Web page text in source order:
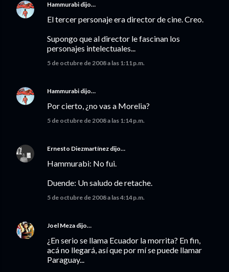
Hammurabi dijo…
El tercer personaje era director de cine. Creo.
Supongo que al director le fascinan los
personajes intelectuales...
5 de octubre de 2008 a las 1:11 p.m.
Hammurabi dijo…
Por cierto, ¿no vas a Morelia?
5 de octubre de 2008 a las 1:14 p.m.
Ernesto Diezmartínez dijo…
Hammurabi: No fui.
Duende: Un saludo de retache.
5 de octubre de 2008 a las 4:14 p.m.
Joel Meza dijo…
¿En serio se llama Ecuador la morrita? En fin,
acá no llegará, así que por mí se puede llamar
Paraguay...